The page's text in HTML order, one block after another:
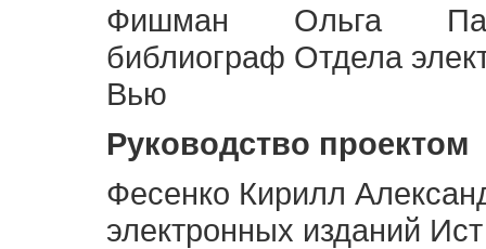
Фишман Ольга
библиограф Отдела
Вью
Руководство проектом
Фесенко Кирилл
электронных изданий